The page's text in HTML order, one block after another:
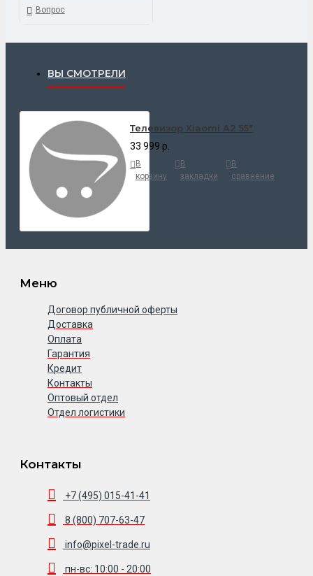
Вопрос
ВЫ СМОТРЕЛИ
Телевизор Xiaomi A2 55"
33 999 р.
В
корзину
В
закладки
В
сравнение
Меню
Договор публичной оферты
Доставка
Оплата
Гарантия
Кредит
Контакты
Оптовый отдел
Отдел логистики
Контакты
+7 (495) 015-41-41
8 (800) 707-63-47
info@pixel-trade.ru
пн-вс: 10:00 - 20:00